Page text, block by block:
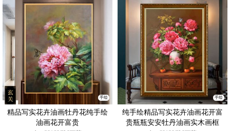
手绘
精品写实花卉油画牡丹花纯手绘
油画花开富贵
手绘
纯手绘精品写实花卉油画花开富
贵瓶瓶安安牡丹油画实木画框